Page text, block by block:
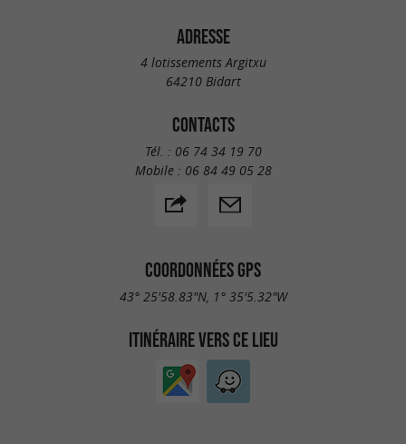
ADRESSE
4 lotissements Argitxu
64210 Bidart
CONTACTS
Tél. : 06 74 34 19 70
Mobile : 06 84 49 05 28
COORDONNÉES GPS
43° 25'58.83"N, 1° 35'5.32"W
ITINÉRAIRE VERS CE LIEU